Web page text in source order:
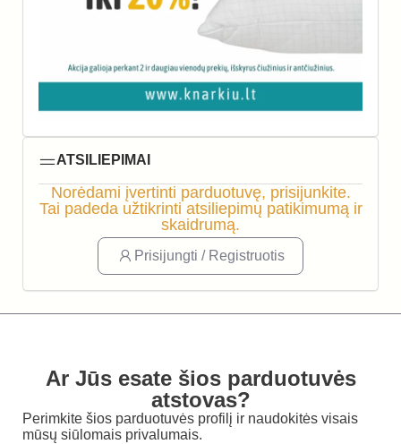
ATSILIEPIMAI
Norėdami įvertinti parduotuvę, prisijunkite.
Tai padeda užtikrinti atsiliepimų patikimumą ir
skaidrumą.
Prisijungti / Registruotis
Ar Jūs esate šios parduotuvės
atstovas?
Perimkite šios parduotuvės profilį ir naudokitės visais
mūsų siūlomais privalumais.